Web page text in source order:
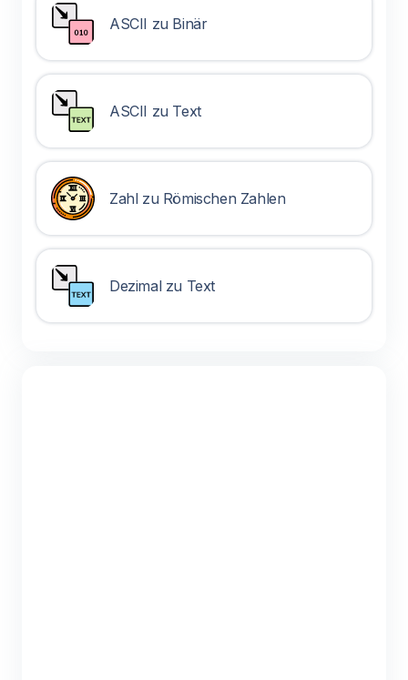
ASCII zu Binär
ASCII zu Text
Zahl zu Römischen Zahlen
Dezimal zu Text